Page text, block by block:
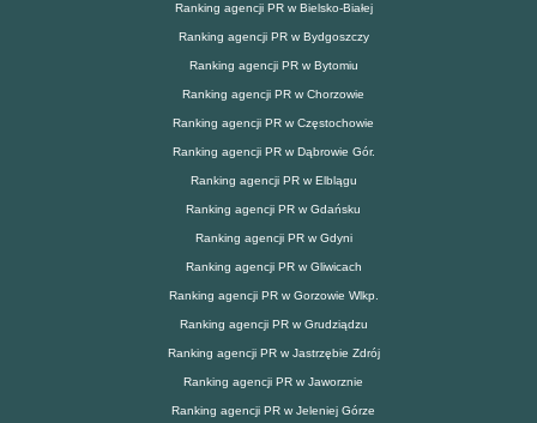
Ranking agencji PR w Bielsko-Białej
Ranking agencji PR w Bydgoszczy
Ranking agencji PR w Bytomiu
Ranking agencji PR w Chorzowie
Ranking agencji PR w Częstochowie
Ranking agencji PR w Dąbrowie Gór.
Ranking agencji PR w Elblągu
Ranking agencji PR w Gdańsku
Ranking agencji PR w Gdyni
Ranking agencji PR w Gliwicach
Ranking agencji PR w Gorzowie Wlkp.
Ranking agencji PR w Grudziądzu
Ranking agencji PR w Jastrzębie Zdrój
Ranking agencji PR w Jaworznie
Ranking agencji PR w Jeleniej Górze